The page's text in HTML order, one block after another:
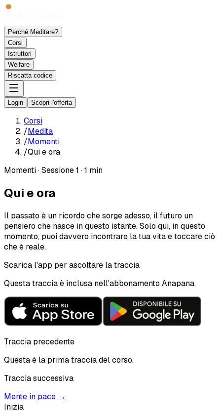
Perché Meditare?
Corsi
Istruttori
Welfare
Riscatta codice
Login Scopri l'offerta
Corsi
/Medita
/Momenti
/Qui e ora
Momenti·Sessione 1 ·1 min
Qui e ora
Il passato è un ricordo che sorge adesso, il futuro un
pensiero che nasce in questo istante. Solo qui, in questo
momento, puoi davvero incontrare la tua vita e toccare ciò
che è reale.
Scarica l'app per ascoltare la traccia
Questa traccia è inclusa nell'abbonamento Anapana.
Traccia precedente
Questa è la prima traccia del corso.
Traccia successiva
Mente in pace →
Inizia